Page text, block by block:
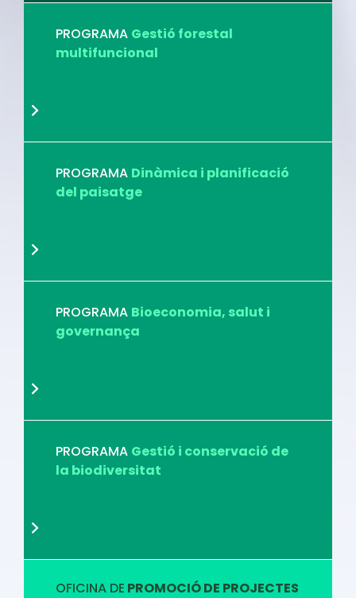
PROGRAMA Gestió forestal
multifuncional
PROGRAMA Dinàmica i planificació
del paisatge
PROGRAMA Bioeconomia, salut i
governança
PROGRAMA Gestió i conservació de
la biodiversitat
OFICINA DE PROMOCIÓ DE PROJECTES